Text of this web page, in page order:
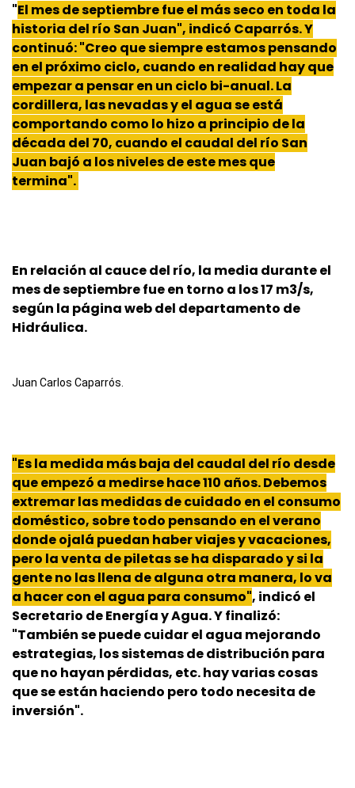
"El mes de septiembre fue el más seco en toda la
historia del río San Juan", indicó Caparrós. Y
continuó: "Creo que siempre estamos pensando
en el próximo ciclo, cuando en realidad hay que
empezar a pensar en un ciclo bi-anual. La
cordillera, las nevadas y el agua se está
comportando como lo hizo a principio de la
década del 70, cuando el caudal del río San
Juan bajó a los niveles de este mes que
termina".
En relación al cauce del río, la media durante el
mes de septiembre fue en torno a los 17 m3/s,
según la página web del departamento de
Hidráulica.
Juan Carlos Caparrós.
"Es la medida más baja del caudal del río desde
que empezó a medirse hace 110 años. Debemos
extremar las medidas de cuidado en el consumo
doméstico, sobre todo pensando en el verano
donde ojalá puedan haber viajes y vacaciones,
pero la venta de piletas se ha disparado y si la
gente no las llena de alguna otra manera, lo va
a hacer con el agua para consumo", indicó el
Secretario de Energía y Agua. Y finalizó:
"También se puede cuidar el agua mejorando
estrategias, los sistemas de distribución para
que no hayan pérdidas, etc. hay varias cosas
que se están haciendo pero todo necesita de
inversión".